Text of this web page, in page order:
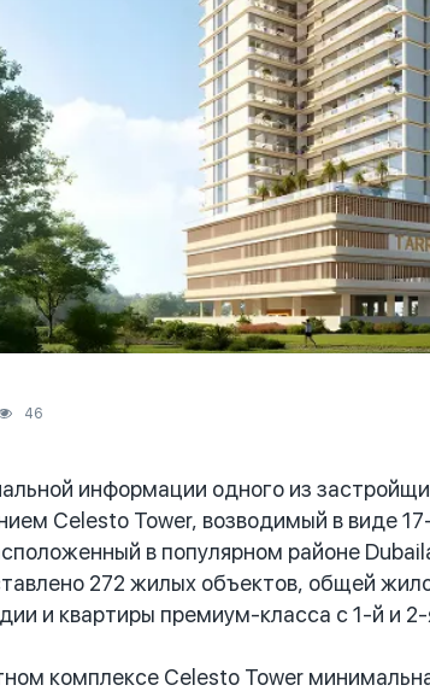
46
информации одного из
Celesto Tower, возводимый в виде
в популярном районе
272 жилых объектов, общей
и квартиры премиум-класса с 1-й и
комплексе Celesto Tower